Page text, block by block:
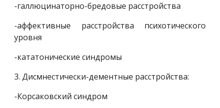
-галлюцинаторно-бредовые расстройства
-аффективные расстройства психотического
уровня
-кататонические синдромы
3. Дисмнестически-дементные расстройства:
-Корсаковский синдром